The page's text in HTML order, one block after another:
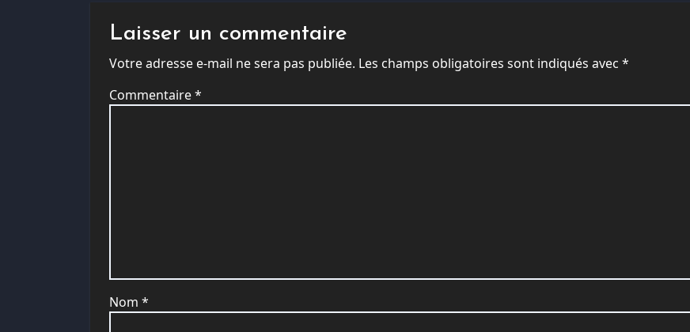
Laisser un commentaire
Votre adresse e-mail ne sera pas publiée. Les champs obligatoires sont indiqués avec *
Commentaire*
Nom *